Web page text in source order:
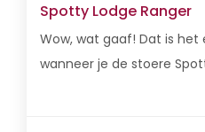
Spotty Lodge Ranger
Wow, wat gaaf! Dat is
wanneer je de stoere